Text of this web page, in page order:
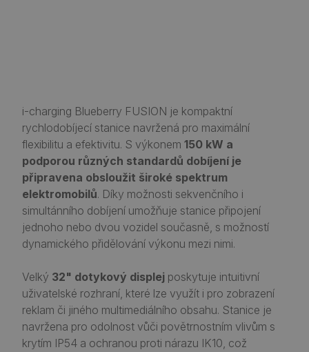
i-charging Blueberry FUSION je kompaktní
rychlodobíjecí stanice navržená pro maximální
flexibilitu a efektivitu. S výkonem 150 kW a
podporou různých standardů dobíjení je
připravena obsloužit široké spektrum
elektromobilů.​ Díky možnosti sekvenčního i
simultánního dobíjení umožňuje stanice připojení
jednoho nebo dvou vozidel současně, s možností
dynamického přidělování výkonu mezi nimi.​
Velký 32" dotykový displej poskytuje intuitivní
uživatelské rozhraní, které lze využít i pro zobrazení
reklam či jiného multimediálního obsahu. Stanice je
navržena pro odolnost vůči povětrnostním vlivům s
krytím IP54 a ochranou proti nárazu IK10, což